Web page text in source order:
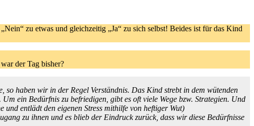
zu etwas und gleichzeitig „Ja“ zu sich selbst! Beides ist für das Kind
der Tag bisher?
haben wir in der Regel Verständnis. Das Kind strebt in dem wütenden
ein Bedürfnis zu befriedigen, gibt es oft viele Wege bzw. Strategien. Und
entlädt den eigenen Stress mithilfe von heftiger Wut)
zu ihnen und es blieb der Eindruck zurück, dass wir diese Bedürfnisse